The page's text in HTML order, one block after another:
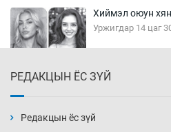
Хиймэл оюун
Уржигдар 14 цаг
Уржигдар 14 цаг
РЕДАКЦЫН ЁС ЗҮЙ
Редакцын ёс зүй